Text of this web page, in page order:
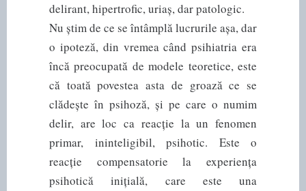
delirant, hipertrofic, uriaș, dar patologic.
Nu știm de ce se întâmplă lucrurile așa, dar
o ipoteză, din vremea când psihiatria era
încă preocupată de modele teoretice, este
că toată povestea asta de groază ce se
clădește în psihoză, și pe care o numim
delir, are loc ca reacție la un fenomen
primar, ininteligibil, psihotic. Este o
reacție compensatorie la experiența
psihotică inițială, care este una